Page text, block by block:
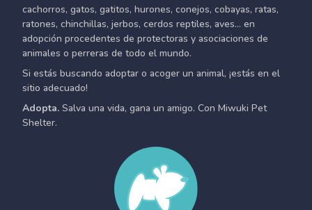
cachorros, gatos, gatitos, hurones, conejos, cobayas, ratas,
ratones, chinchillas, jerbos, cerdos reptiles, aves... en
adopción procedentes de protectoras y asociaciones de
animales o perreras de todo el mundo.
Si estás buscando adoptar o acoger un animal, ¡estás en el
sitio adecuado!
Adopta. Salva una vida, gana un amigo. Con Miwuki Pet
Shelter.